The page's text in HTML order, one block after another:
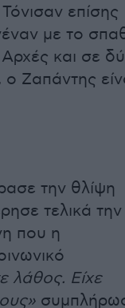
επίσης
με το
και σε
Ζαπάντης
την θλίψη
τελικά την
που η
λάθος. Είχε